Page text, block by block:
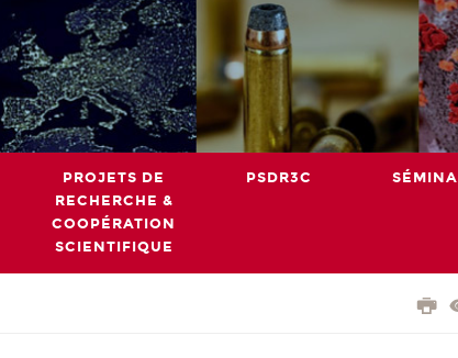
PROJETS DE
RECHERCHE &
COOPÉRATION
SCIENTIFIQUE
PSDR3C